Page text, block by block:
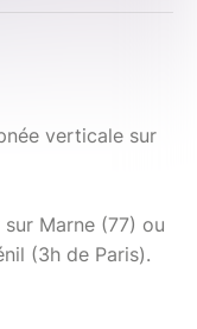
verticale sur
Marne (77) ou
(3h de Paris).